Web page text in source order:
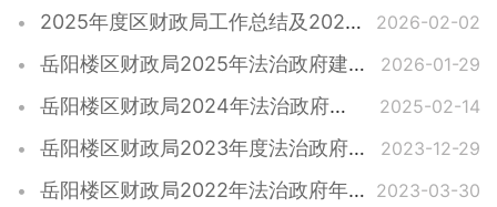
2025年度区财政局工作总结及2026年工作思路 2026-02-02
岳阳楼区财政局2025年法治政府建设年度报告 2026-01-29
岳阳楼区财政局2024年法治政府建设年度报告 2025-02-14
岳阳楼区财政局2023年度法治政府建设年度报告 2023-12-29
岳阳楼区财政局2022年法治政府年度报告 2023-03-30